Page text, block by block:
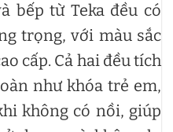
bếp từ Teka đều có
trọng, với màu sắc
cấp. Cả hai đều tích
như khóa trẻ em,
không có nồi, giúp